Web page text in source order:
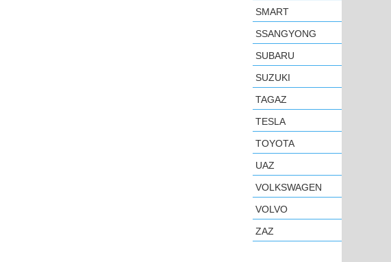
SMART
SSANGYONG
SUBARU
SUZUKI
TAGAZ
TESLA
TOYOTA
UAZ
VOLKSWAGEN
VOLVO
ZAZ